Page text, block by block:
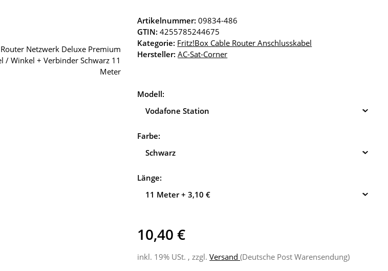
Artikelnummer:09834-486
GTIN: 4255785244675
Kategorie: Fritz!Box Cable Router Anschlusskabel
Hersteller: AC-Sat-Corner
Modell:
Vodafone Station
Farbe:
Schwarz
Länge:
11 Meter + 3,10 €
10,40 €
inkl. 19% USt. , zzgl.Versand(Deutsche Post Warensendung)